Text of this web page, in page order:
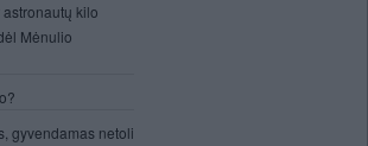
kilo
Mėnulio
gyvendamas netoli